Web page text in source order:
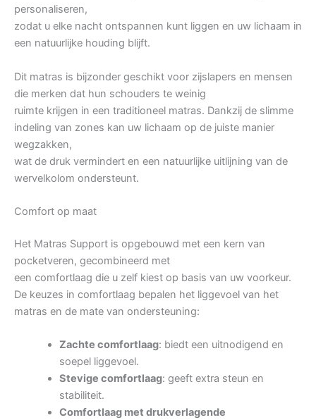
personaliseren,
zodat u elke nacht ontspannen kunt liggen en uw lichaam in
een natuurlijke houding blijft.
Dit matras is bijzonder geschikt voor zijslapers en mensen
die merken dat hun schouders te weinig
ruimte krijgen in een traditioneel matras. Dankzij de slimme
indeling van zones kan uw lichaam op de juiste manier
wegzakken,
wat de druk vermindert en een natuurlijke uitlijning van de
wervelkolom ondersteunt.
Comfort op maat
Het Matras Support is opgebouwd met een kern van
pocketveren, gecombineerd met
een comfortlaag die u zelf kiest op basis van uw voorkeur.
De keuzes in comfortlaag bepalen het liggevoel van het
matras en de mate van ondersteuning:
Zachte comfortlaag: biedt een uitnodigend en
soepel liggevoel.
Stevige comfortlaag: geeft extra steun en
stabiliteit.
Comfortlaag met drukverlagende